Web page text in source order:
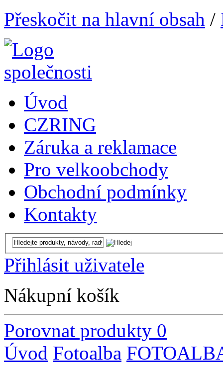
Přeskočit na hlavní obsah /
Úvod
CZRING
Záruka a reklamace
Pro velkoobchody
Obchodní podmínky
Kontakty
Přihlásit uživatele
Nákupní košík
Porovnat produkty 0
Úvod Fotoalba